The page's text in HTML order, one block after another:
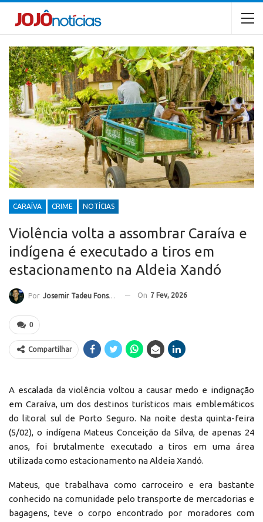
CARAÍVA CRIME NOTÍCIAS
Violência volta a assombrar Caraíva e
indígena é executado a tiros em
estacionamento na Aldeia Xandó
Por Josemir Tadeu Fonseca On 7 Fev, 2026
0
Compartilhar
A escalada da violência voltou a causar medo e indignação
em Caraíva, um dos destinos turísticos mais emblemáticos
do litoral sul de Porto Seguro. Na noite desta quinta-feira
(5/02), o indígena Mateus Conceição da Silva, de apenas 24
anos, foi brutalmente executado a tiros em uma área
utilizada como estacionamento na Aldeia Xandó.
Mateus, que trabalhava como carroceiro e era bastante
conhecido na comunidade pelo transporte de mercadorias e
bagagens, teve o corpo encontrado por moradores com